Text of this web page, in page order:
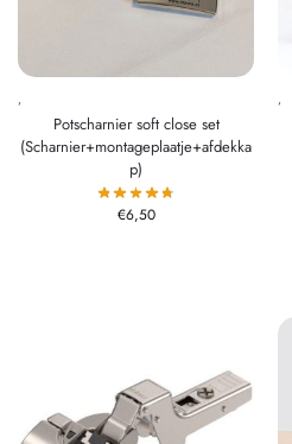
,
Potscharnier soft close set
(Scharnier+montageplaatje+afdekka
p)
€6,50
,